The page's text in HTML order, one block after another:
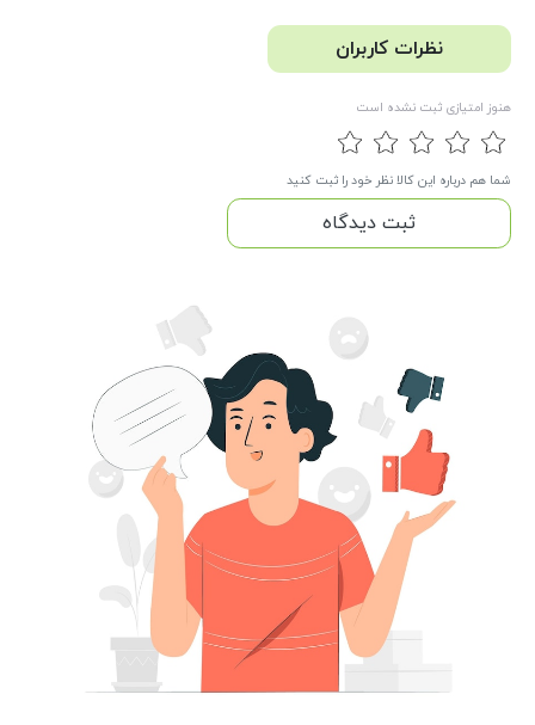
نظرات کاربران
هنوز امتیازی ثبت نشده است
شما هم درباره این کالا نظر خود را ثبت کنید
ثبت دیدگاه